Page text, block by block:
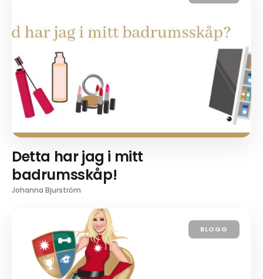
Detta har jag i mitt
badrumsskåp!
Johanna Bjurström
BLOGG